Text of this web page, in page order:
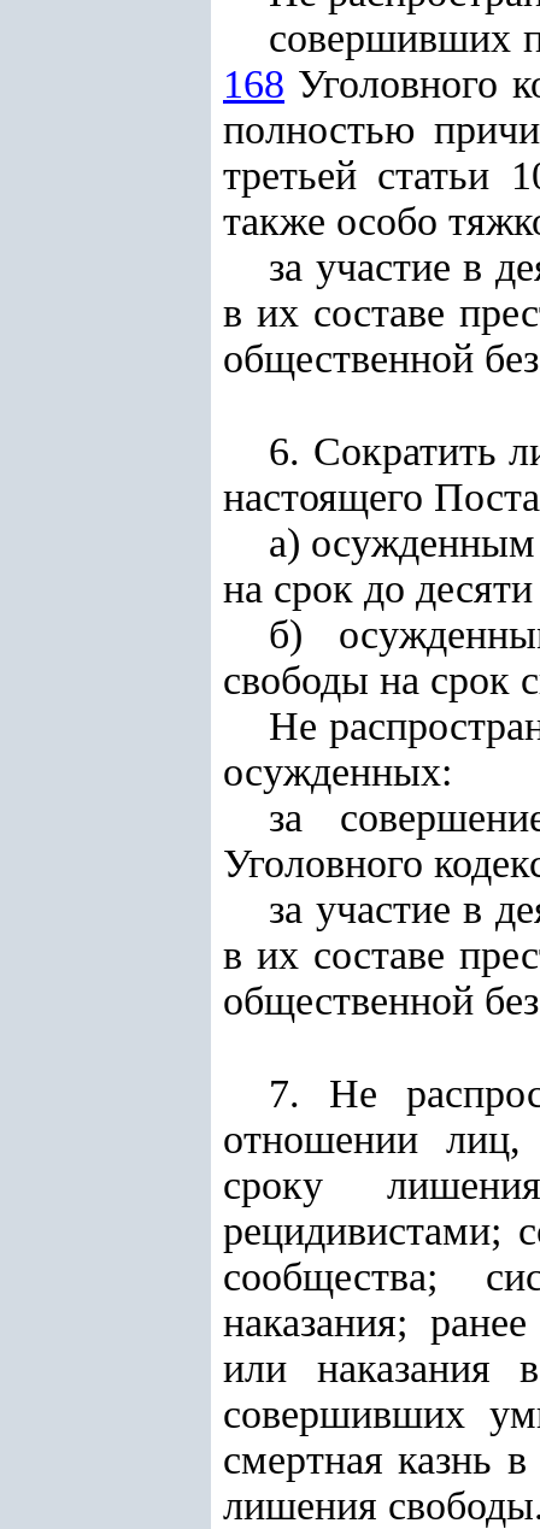
совершивших
168 Уголовного
полностью
третьей статьи
также особо
за участие в
в их составе
общественной
6. Сократить
настоящего
а)
на срок до
б)
свободы на срок
Не
осужденных:
за
Уголовного
за участие в
в их составе
общественной
7. Не
отношении
сроку
рецидивистами;
сообщества;
наказания;
или наказания
совершивших
смертная казнь
лишения